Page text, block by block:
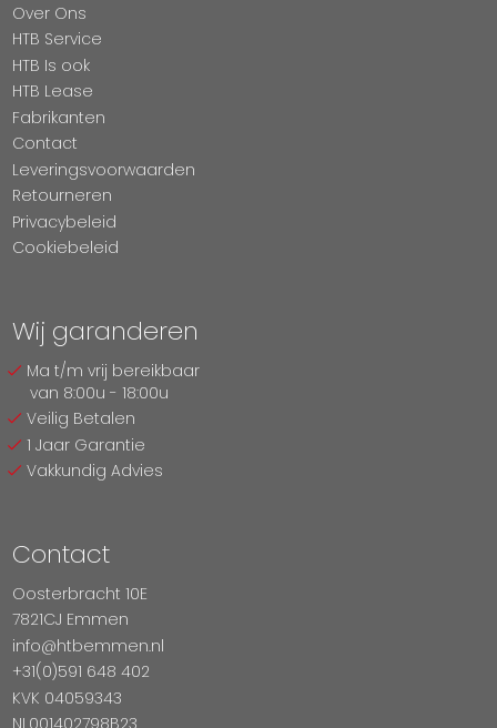
Over Ons
HTB Service
HTB Is ook
HTB Lease
Fabrikanten
Contact
Leveringsvoorwaarden
Retourneren
Privacybeleid
Cookiebeleid
Wij garanderen
Ma t/m vrij bereikbaar
van 8:00u - 18:00u
Veilig Betalen
1 Jaar Garantie
Vakkundig Advies
Contact
Oosterbracht 10E
7821CJ Emmen
info@htbemmen.nl
+31(0)591 648 402
KVK 04059343
NL001402798B23